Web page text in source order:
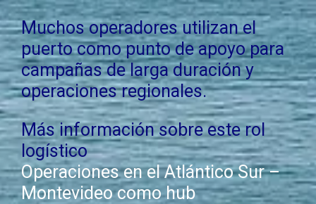
Muchos operadores utilizan el
puerto como punto de apoyo para
campañas de larga duración y
operaciones regionales.
Más información sobre este rol
logístico
Operaciones en el Atlántico Sur –
Montevideo como hub